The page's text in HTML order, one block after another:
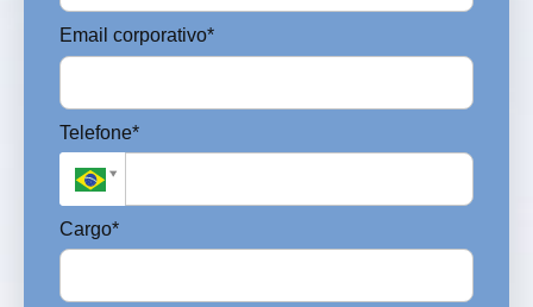
Email corporativo*
Telefone*
Cargo*